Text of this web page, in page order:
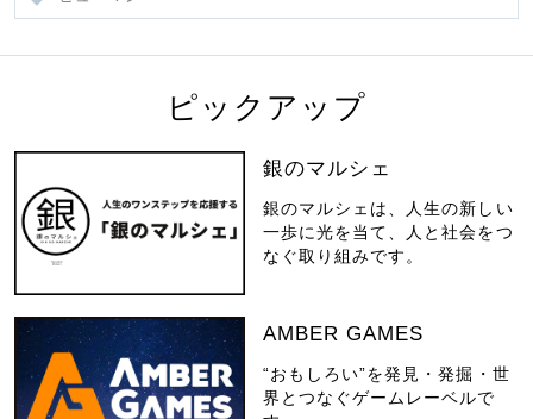
ピックアップ
銀のマルシェ
銀のマルシェは、人生の新しい
一歩に光を当て、人と社会をつ
なぐ取り組みです。
AMBER GAMES
“おもしろい”を発見・発掘・世
界とつなぐゲームレーベルで